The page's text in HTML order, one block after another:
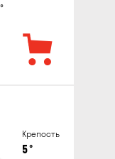
Крепость
5°